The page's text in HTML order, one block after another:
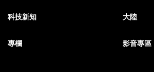
科技新知 大陸
專欄 影音專區